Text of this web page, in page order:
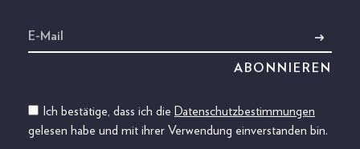
Ich bestätige, dass ich die Datenschutzbestimmungen
gelesen habe und mit ihrer Verwendung einverstanden bin.